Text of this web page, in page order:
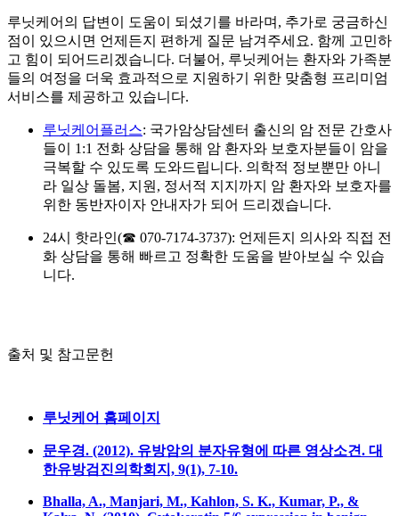
루닛케어의 답변이 도움이 되셨기를 바라며, 추가로 궁금하신
점이 있으시면 언제든지 편하게 질문 남겨주세요. 함께 고민하
고 힘이 되어드리겠습니다. 더불어, 루닛케어는 환자와 가족분
들의 여정을 더욱 효과적으로 지원하기 위한 맞춤형 프리미엄
서비스를 제공하고 있습니다.
루닛케어플러스: 국가암상담센터 출신의 암 전문 간호사
들이 1:1 전화 상담을 통해 암 환자와 보호자분들이 암을
극복할 수 있도록 도와드립니다. 의학적 정보뿐만 아니
라 일상 돌봄, 지원, 정서적 지지까지 암 환자와 보호자를
위한 동반자이자 안내자가 되어 드리겠습니다.
24시 핫라인(☎ 070-7174-3737): 언제든지 의사와 직접 전
화 상담을 통해 빠르고 정확한 도움을 받아보실 수 있습
니다.
출처 및 참고문헌
루닛케어 홈페이지
문우경. (2012). 유방암의 분자유형에 따른 영상소견. 대
한유방검진의학회지, 9(1), 7-10.
Bhalla, A., Manjari, M., Kahlon, S. K., Kumar, P., &